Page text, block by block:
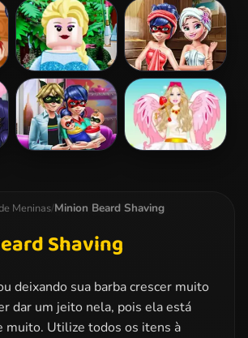
Shimmer and
Shine Coloring
Book
Ladybug
Wedding Royal
Guests
Lego Princesses Ladybug Sauna
Realife
Meninas/Minion Beard Shaving
Shaving
deixando sua barba crescer muito
dar um jeito nela, pois ela está
muito. Utilize todos os itens à